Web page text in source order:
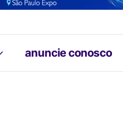
anuncie conosco